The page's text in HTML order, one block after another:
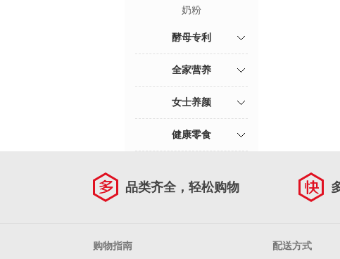
奶粉
酵母专利
全家营养
女士养颜
健康零食
品类齐全，轻松购物
购物指南 配送方式